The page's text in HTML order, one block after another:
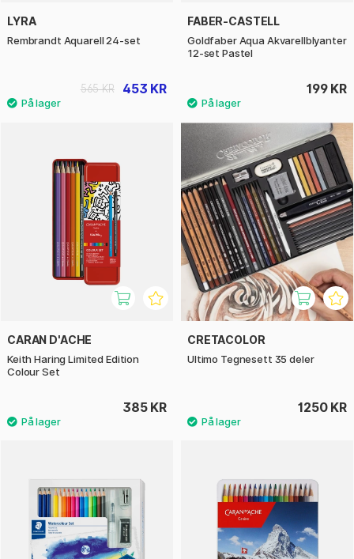
LYRA
Rembrandt Aquarell 24-set
453 KR
565 KR
FABER-CASTELL
Goldfaber Aqua Akvarellblyanter
12-set Pastel
199 KR
CARAN D'ACHE
Keith Haring Limited Edition
Colour Set
385 KR
CRETACOLOR
Ultimo Tegnesett 35 deler
1250 KR